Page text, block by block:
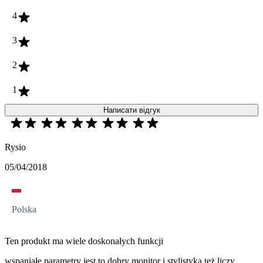
4
3
2
1
Написати відгук
Rysio
05/04/2018
Polska
Ten produkt ma wiele doskonałych funkcji
wspaniałe parametry jest to dobry monitor i stylistyka też liczy